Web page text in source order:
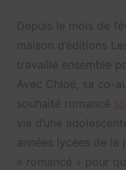
Depuis le mois de
maison d’éditions
travaillé ensemble
Avec Chloé, sa co-
souhaité romancé
vie d’une
années lycées de la
« romancé » pour